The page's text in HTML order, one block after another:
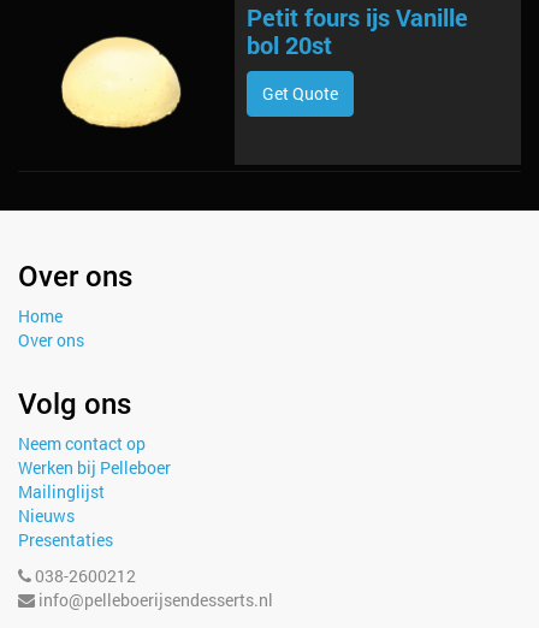
Petit fours ijs Vanille
bol 20st
Get Quote
Over ons
Home
Over ons
Volg ons
Neem contact op
Werken bij Pelleboer
Mailinglijst
Nieuws
Presentaties
038-2600212
info@pelleboerijsendesserts.nl